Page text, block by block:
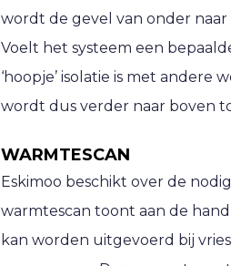
wordt de gevel van onder
Voelt het systeem een
‘hoopje’ isolatie is met
wordt dus verder naar boven
WARMTESCAN
Eskimoo beschikt over de
warmtescan toont aan de
kan worden uitgevoerd bij